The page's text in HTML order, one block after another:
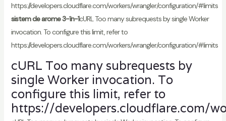
https://developers.cloudflare.com/workers/wrangler/configuration/#limits
sistem de arome 3-în-1cURL Too many subrequests by single Worker
invocation. To configure this limit, refer to
https://developers.cloudflare.com/workers/wrangler/configuration/#limits
cURL Too many subrequests by
single Worker invocation. To
configure this limit, refer to
https://developers.cloudflare.com/